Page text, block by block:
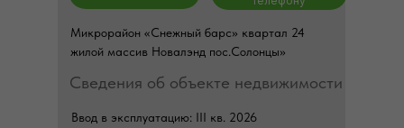
Сведения об объекте недвижимости
Микрорайон «Снежный барс» квартал 24
жилой массив Новалэнд пос.Солонцы»
Ввод в эксплуатацию: III кв. 2026